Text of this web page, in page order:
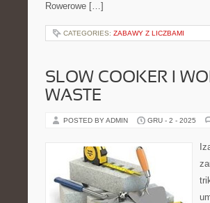
Rowerowe […]
CATEGORIES: ZABAWY Z LICZBAMI
SLOW COOKER I
WASTE
POSTED BY ADMIN GRU - 2 - 2025